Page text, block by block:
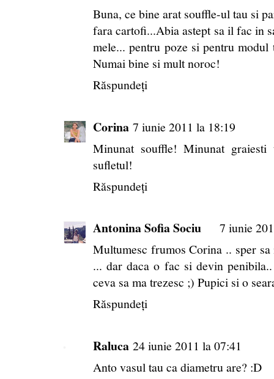
Buna, ce bine arat souffle-ul tau si
fara cartofi...Abia astept sa il fac in
mele... pentru poze si pentru
Numai bine si mult noroc!
Răspundeți
Corina 7 iunie 2011 la 18:19
Minunat souffle! Minunat
sufletul!
Răspundeți
Antonina Sofia Sociu
7 iunie
Multumesc frumos Corina .. sper
... dar daca o fac si devin
ceva sa ma trezesc ;) Pupici si o
Răspundeți
Raluca 24 iunie 2011 la 07:41
Anto vasul tau ca diametru are? :D